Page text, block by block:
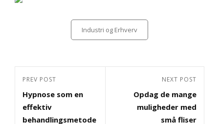
Categories
Industri og Erhverv
Indlægsnavigation
Previous
Post
PREV POST
Hypnose som en
effektiv
behandlingsmetode
Post
NEXT POST
Opdag de mange
muligheder med
små fliser